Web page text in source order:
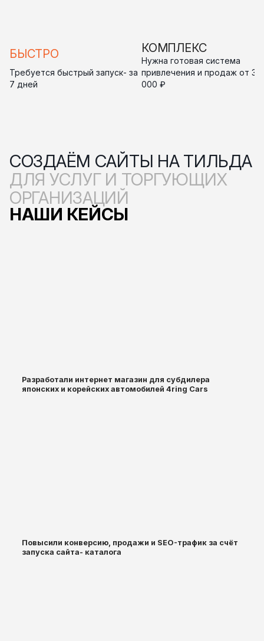
БЫСТРО
Требуется быстрый запуск- за
7 дней
КОМПЛЕКС
Нужна готовая система
привлечения и продаж от 35
000 ₽
СОЗДАЁМ САЙТЫ НА ТИЛЬДА
ДЛЯ УСЛУГ И ТОРГУЮЩИХ
ОРГАНИЗАЦИЙ
НАШИ КЕЙСЫ
Разработали интернет магазин для субдилера
японских и корейских автомобилей 4ring Cars
Повысили конверсию, продажи и SEO-трафик за счёт
запуска сайта- каталога